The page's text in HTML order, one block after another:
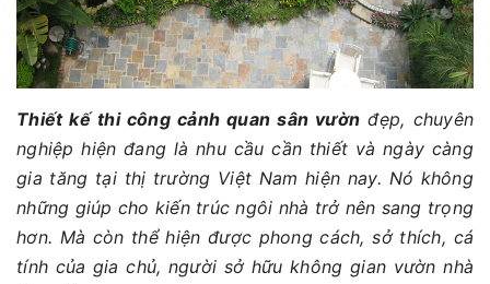
Thiết kế thi công cảnh quan sân vườn đẹp, chuyên
nghiệp hiện đang là nhu cầu cần thiết và ngày càng
gia tăng tại thị trường Việt Nam hiện nay. Nó không
những giúp cho kiến trúc ngôi nhà trở nên sang trọng
hơn. Mà còn thể hiện được phong cách, sở thích, cá
tính của gia chủ, người sở hữu không gian vườn nhà